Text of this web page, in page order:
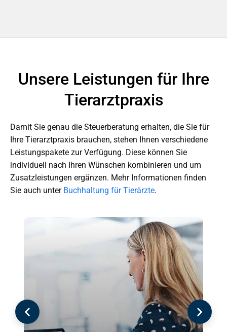
Unsere Leistungen für Ihre
Tierarztpraxis
Damit Sie genau die Steuerberatung erhalten, die Sie für
Ihre Tierarztpraxis brauchen, stehen Ihnen verschiedene
Leistungspakete zur Verfügung. Diese können Sie
individuell nach Ihren Wünschen kombinieren und um
Zusatzleistungen ergänzen. Mehr Informationen finden
Sie auch unter Buchhaltung für Tierärzte.